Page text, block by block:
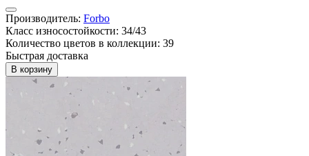
Производитель: Forbo
Класс износостойкости: 34/43
Количество цветов в коллекции: 39
Быстрая доставка
В корзину